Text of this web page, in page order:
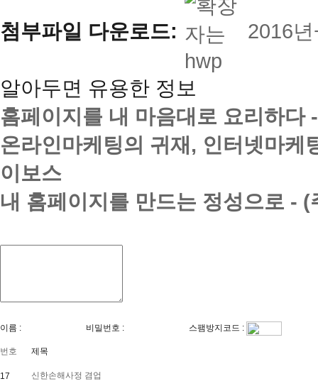
첨부파일 다운로드: 2016
알아두면 유용한 정보
홈페이지를 내 마음대로 요리하다
온라인마케팅의 귀재, 인터넷마케
이보스
내 홈페이지를 만드는 정성으로 -
이름 : 비밀번호 : 스팸방지코드 :
번호 제목
17 신한손해사정 겸업